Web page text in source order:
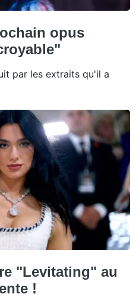
opus
par les extraits qu'il a
"Levitating" au
!